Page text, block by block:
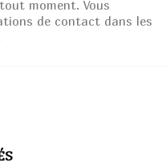
moment. Vous
de contact dans les